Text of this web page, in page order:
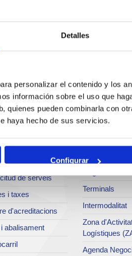
Detalles
personalizar el contenido y los
información sobre el uso que
quienes pueden combinarla con
haya hecho de sus servicios.
Configurar
i serveis
comercials
de serveis
i taxes
d'acreditacions
abalisament
Negoci
Tràfics
d'entregues
Terminals
Intermodalitat
Zona
Logístiques
Agenda